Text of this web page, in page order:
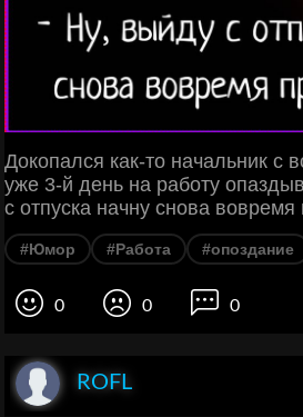
Докопался как-то начальник с
уже 3-й день на работу
с отпуска начну снова вовремя
#Юмор #Работа #опоздание
0 0 0
ROFL